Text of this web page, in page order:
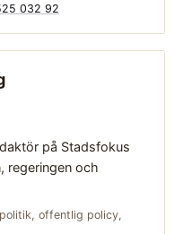
032 92
på Stadsfokus
regeringen och
offentlig policy,